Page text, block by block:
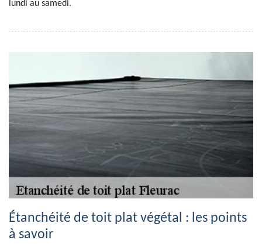
lundi au samedi.
Étanchéité de toit plat végétal : les points
à savoir